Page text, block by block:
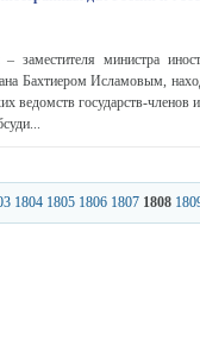
– заместителя министра
Бахтиером Исламовым,
ведомств государств-
1804 1805 1806 1807 1808